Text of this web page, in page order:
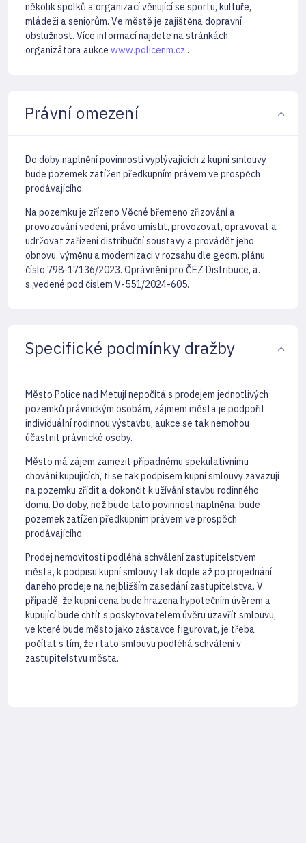
několik spolků a organizací věnující se sportu, kultuře,
mládeži a seniorům. Ve městě je zajištěna dopravní
obslužnost. Více informací najdete na stránkách
organizátora aukce www.policenm.cz .
Právní omezení
Do doby naplnění povinností vyplývajících z kupní smlouvy
bude pozemek zatížen předkupním právem ve prospěch
prodávajícího.
Na pozemku je zřízeno Věcné břemeno zřizování a
provozování vedení, právo umístit, provozovat, opravovat a
udržovat zařízení distribuční soustavy a provádět jeho
obnovu, výměnu a modernizaci v rozsahu dle geom. plánu
číslo 798-17136/2023. Oprávnění pro ČEZ Distribuce, a.
s.,vedené pod číslem V-551/2024-605.
Specifické podmínky dražby
Město Police nad Metují nepočítá s prodejem jednotlivých
pozemků právnickým osobám, zájmem města je podpořit
individuální rodinnou výstavbu, aukce se tak nemohou
účastnit právnické osoby.
Město má zájem zamezit případnému spekulativnímu
chování kupujících, ti se tak podpisem kupní smlouvy zavazují
na pozemku zřídit a dokončit k užívání stavbu rodinného
domu. Do doby, než bude tato povinnost naplněna, bude
pozemek zatížen předkupním právem ve prospěch
prodávajícího.
Prodej nemovitosti podléhá schválení zastupitelstvem
města, k podpisu kupní smlouvy tak dojde až po projednání
daného prodeje na nejbližším zasedání zastupitelstva. V
případě, že kupní cena bude hrazena hypotečním úvěrem a
kupující bude chtít s poskytovatelem úvěru uzavřít smlouvu,
ve které bude město jako zástavce figurovat, je třeba
počítat s tím, že i tato smlouvu podléhá schválení v
zastupitelstvu města.